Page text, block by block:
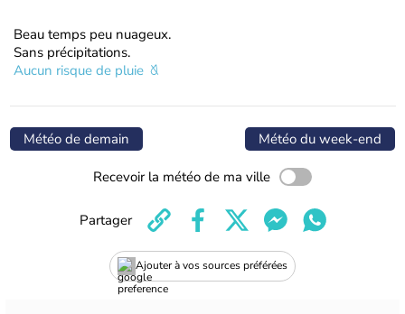
Beau temps peu nuageux.
Sans précipitations.
Aucun risque de pluie
Météo de demain Météo du week-end
Recevoir la météo de ma ville
Ajouter à vos sources préférées
Partager